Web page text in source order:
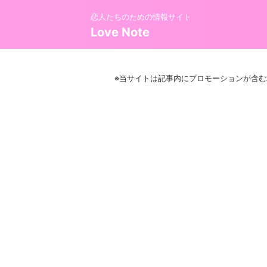
恋人たちのための情報サイト
Love Note
※当サイトは記事内にプロモーションが含む